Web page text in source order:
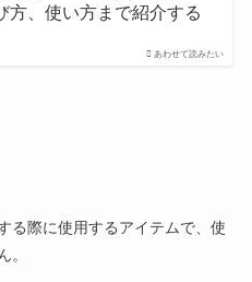
あわせて読みたい
方、使い方まで紹介する
る際に使用するアイテムで、使
。